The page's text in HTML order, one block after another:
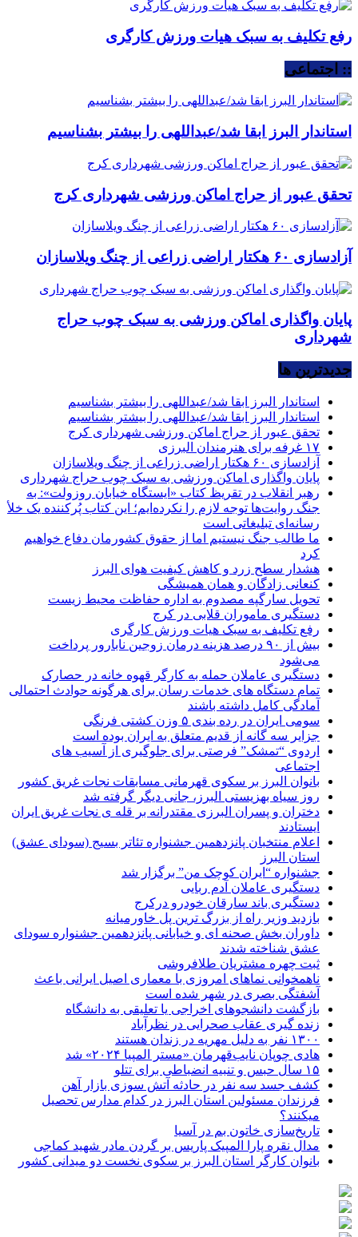
رفع تکلیف به سبک هیات ورزش کارگری
:: اجتماعی
استاندار البرز ابقا شد/عبداللهی را بیشتر بشناسیم
تحقق عبور از حراج اماکن ورزشی شهرداری کرج
آزادسازی ۶۰ هکتار اراضی زراعی از چنگ ویلاسازان
پایان واگذاری اماکن ورزشی به سبک چوب حراج
شهرداری
جديدترين ها
استاندار البرز ابقا شد/عبداللهی را بیشتر بشناسیم
استاندار البرز ابقا شد/عبداللهی را بیشتر بشناسیم
تحقق عبور از حراج اماکن ورزشی شهرداری کرج
۱۷ غرفه برای هنرمندان البرزی
آزادسازی ۶۰ هکتار اراضی زراعی از چنگ ویلاسازان
پایان واگذاری اماکن ورزشی به سبک چوب حراج شهرداری
رهبر انقلاب در تقریظ کتاب «ایستگاه خیابان روزولت»: به
جنگ روایت‌ها توجه لازم را نکرده‌ایم؛ این کتاب پُرکننده‌ یک خلأ
رسانه‌ای تبلیغاتی است
ما طالب جنگ نیستیم اما از حقوق کشورمان دفاع خواهیم
کرد
هشدار سطح زرد و کاهش کیفیت هوای البرز
کنعانی زادگان و همان همیشگی
تحویل سارگپه مصدوم به اداره حفاظت محیط زیست
دستگیری ماموران قلابی در کرج
رفع تکلیف به سبک هیات ورزش کارگری
بیش از ۹۰ درصد هزینه درمان زوجین نابارور پرداخت
می‌شود
دستگیری عاملان حمله به کارگر قهوه خانه در حصارک
تمام دستگاه های خدمات رسان برای هرگونه حوادث احتمالی
آمادگی کامل داشته باشند
سومی ایران در رده بندی ۵ وزن کشتی فرنگی
جزایر سه گانه از قدیم متعلق به ایران بوده است
اردوی “تمشک” فرصتی برای جلوگیری از آسیب های
اجتماعی
بانوان البرز بر سکوی قهرمانی مسابقات نجات غریق کشور
روز سیاه بهزیستی البرز، جانی دیگر گرفته شد
دختران و پسران البرزی مقتدرانه بر قله ی نجات غریق ایران
ایستادند
اعلام منتخبان پانزدهمین جشنواره تئاتر بسیج (سودای عشق)
استان البرز
جشنواره “ایران کوچک من” برگزار شد
دستگیری عاملان آدم ربایی
دستگیری باند سارقان خودرو درکرج
بازدید وزیر راه از بزرگ ترین پل خاورمیانه
داوران بخش صحنه ای و خیابانی پانزدهمین جشنواره سودای
عشق شناخته شدند
ثبت چهره مشتریان طلافروشی
ناهمخوانی نماهای امروزی با معماری اصیل ایرانی باعث
آشفتگی بصری در شهر شده است
بازگشت دانشجوهای اخراجی یا تعلیقی به دانشگاه
زنده گیری عقاب صحرایی در نظرآباد
۱۳۰۰ نفر به دلیل مهریه در زندان هستند
هادی چوپان نایب‌قهرمان «مستر المپیا ۲۰۲۴» شد
۱۵ سال حبس و تنبیه انضباطی برای تتلو
کشف جسد سه نفر در حادثه آتش سوزی بازار آهن
فرزندان مسئولین استان البرز در کدام مدارس تحصیل
میکنند؟
‌تاریخ‌سازی خاتون بم در آسیا
مدال نقره پارا المپیک پاریس بر گردن مادر شهید کماجی
بانوان کارگر استان البرز بر سکوی نخست دو میدانی کشور